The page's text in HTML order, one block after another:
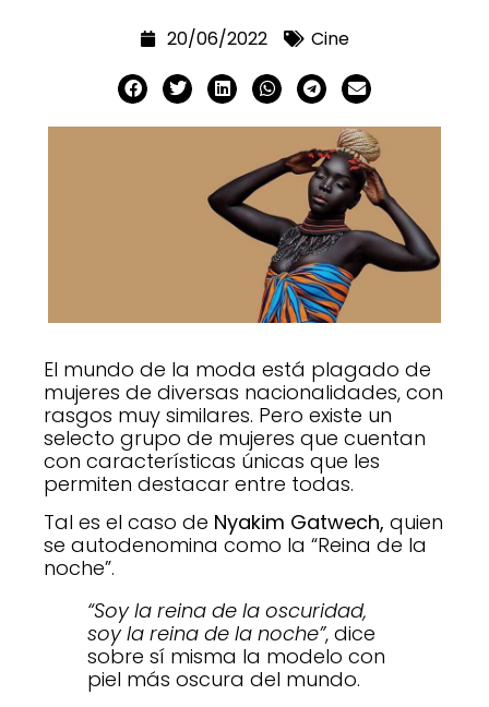
20/06/2022 Cine
El mundo de la moda está plagado de
mujeres de diversas nacionalidades, con
rasgos muy similares. Pero existe un
selecto grupo de mujeres que cuentan
con características únicas que les
permiten destacar entre todas.
Tal es el caso de Nyakim Gatwech, quien
se autodenomina como la “Reina de la
noche”.
“Soy la reina de la oscuridad,
soy la reina de la noche”, dice
sobre sí misma la modelo con
piel más oscura del mundo.